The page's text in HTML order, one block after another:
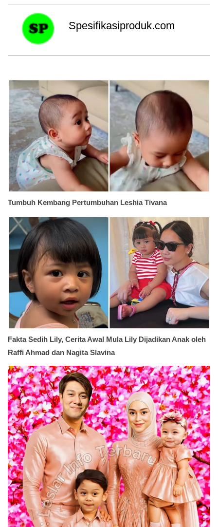
Spesifikasiproduk.com
Tumbuh Kembang Pertumbuhan Leshia Tivana
Fakta Sedih Lily, Cerita Awal Mula Lily Dijadikan Anak oleh
Raffi Ahmad dan Nagita Slavina